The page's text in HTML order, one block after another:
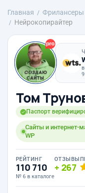
Главная Фрилансеры
Нейрокопирайтер
Том
Паспорт
Сайты и интернет-
WP
РЕЙТИНГ
110 710
№ 6 в каталоге
ОТЗЫВЫ
267